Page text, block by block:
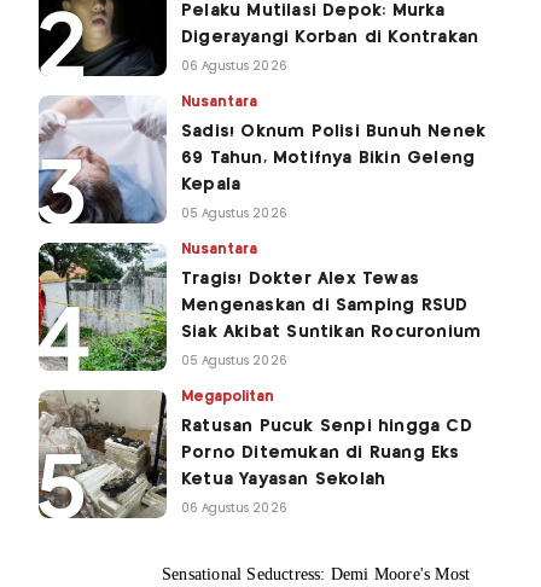
Pelaku Mutilasi Depok: Murka
Digerayangi Korban di Kontrakan
06 Agustus 2026
Nusantara
Sadis! Oknum Polisi Bunuh Nenek
69 Tahun, Motifnya Bikin Geleng
Kepala
05 Agustus 2026
Nusantara
Tragis! Dokter Alex Tewas
Mengenaskan di Samping RSUD
Siak Akibat Suntikan Rocuronium
05 Agustus 2026
Megapolitan
Ratusan Pucuk Senpi hingga CD
Porno Ditemukan di Ruang Eks
Ketua Yayasan Sekolah
06 Agustus 2026